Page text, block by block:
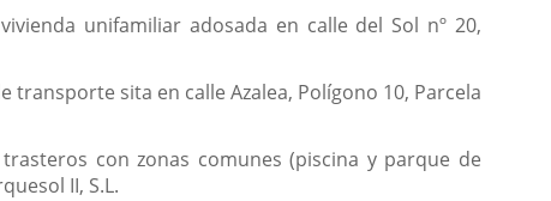
unifamiliar adosada en calle del Sol nº 20,
sita en calle Azalea, Polígono 10, Parcela
con zonas comunes (piscina y parque de
II, S.L.